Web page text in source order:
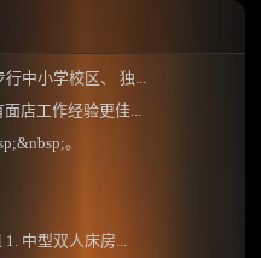
中小学校区、 独...
店工作经验更佳...
。
中型双人床房...